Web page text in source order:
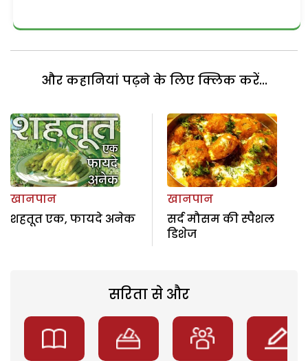
और कहानियां पढ़ने के लिए क्लिक करें...
खानपान
शहतूत एक, फायदे अनेक
खानपान
सर्द मौसम की स्पैशल
डिशेज
सरिता से और